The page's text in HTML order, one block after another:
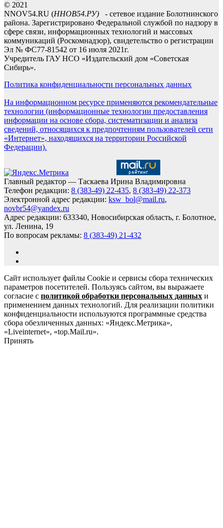
© 2021
NNOV54.RU (ННОВ54.РУ) - сетевое издание Болотнинского
района. Зарегистрировано Федеральной службой по надзору в
сфере связи, информационных технологий и массовых
коммуникаций (Роскомнадзор), свидетельство о регистрации
Эл № ФС77-81542 от 16 июля 2021г.
Учредитель ГАУ НСО «Издательский дом «Советская
Сибирь».
Политика конфиденциальности персональных данных
На информационном ресурсе применяются рекомендательные
технологии (информационные технологии предоставления
информации на основе сбора, систематизации и анализа
сведений, относящихся к предпочтениям пользователей сети
«Интернет», находящихся на территории Российской
Федерации).
Главный редактор — Таскаева Ирина Владимировна
Телефон редакции: 8 (383-49) 22-435, 8 (383-49) 22-373
Электронной адрес редакции: ksw_bol@mail.ru,
novbr54@yandex.ru
Адрес редакции: 633340, Новосибирская область, г. Болотное,
ул. Ленина, 19
По вопросам рекламы: 8 (383-49) 21-432
Сайт использует файлы Cookie и сервисы сбора технических
параметров посетителей. Пользуясь сайтом, вы выражаете
согласие с политикой обработки персональных данных и
применением данных технологий. Для реализации политики
конфиденциальности используются программные средства
сбора обезличенных данных: «Яндекс.Метрика»,
«Liveinternet», «top.Mail.ru».
Принять